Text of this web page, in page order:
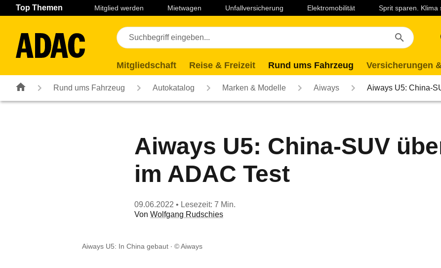
Navigation Seiteninhalt Fußzeile
Top Themen Mitglied werden Mietwagen Unfallversicherung Elektromobilität Sprit sparen. Klima
Mitgliedschaft Reise & Freizeit Rund ums Fahrzeug Versicherungen
Rund ums Fahrzeug Autokatalog Marken & Modelle Aiways Aiways U5: China-
Aiways U5: China-SUV
im ADAC Test
09.06.2022 • Lesezeit: 7 Min.
Von Wolfgang Rudschies
Aiways U5: In China gebaut © Aiways